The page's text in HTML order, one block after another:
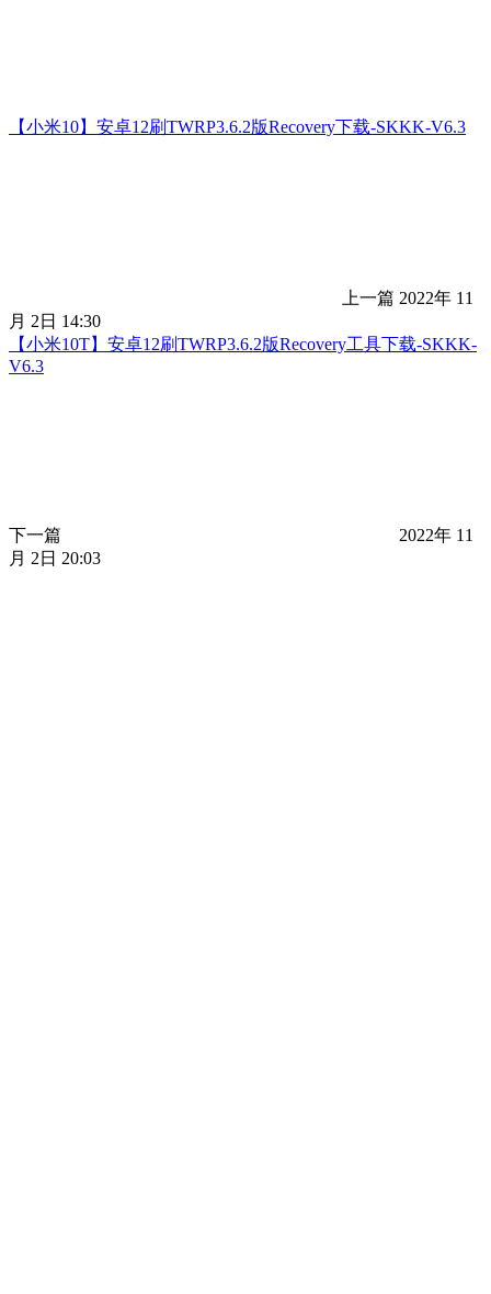
【小米10】安卓12刷TWRP3.6.2版Recovery下载-SKKK-V6.3
上一篇 2022年 11
月 2日 14:30
【小米10T】安卓12刷TWRP3.6.2版Recovery工具下载-SKKK-
V6.3
下一篇
2022年 11
月 2日 20:03